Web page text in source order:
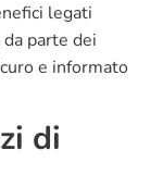
legati
parte dei
e informato
di